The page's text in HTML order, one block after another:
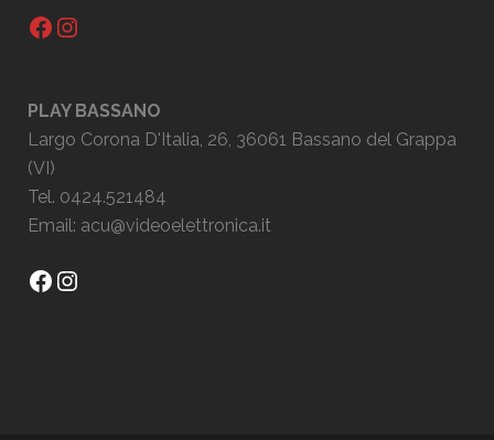
Facebook
Instagram
PLAY BASSANO
Largo Corona D'Italia, 26, 36061 Bassano del Grappa
(VI)
Tel. 0424.521484
Email: acu@videoelettronica.it
Facebook
Instagram